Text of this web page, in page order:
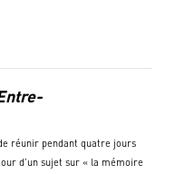
réunir pendant quatre jours
d’un sujet sur « la mémoire